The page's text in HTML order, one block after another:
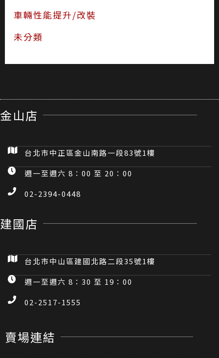
車輛性能提升/改裝
未分類
金山店
台北市中正區金山南路一段83號1樓
週一至週六 8：00 至 20：00
02-2394-0448
建國店
台北市中山區建國北路二段35號1樓
週一至週六 8：30 至 19：00
02-2517-1555
賣場連結